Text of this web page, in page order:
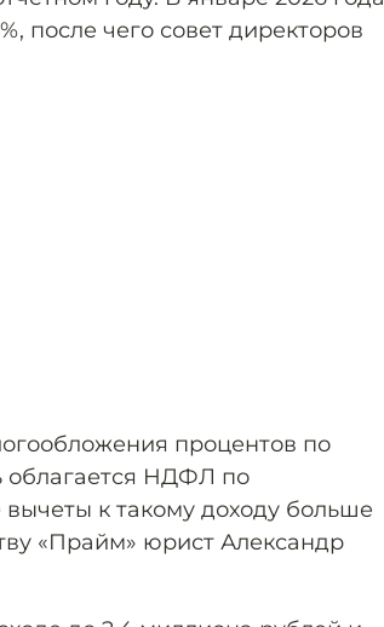
после чего совет директоров
процентов по
облагается НДФЛ по
к такому доходу больше
«Прайм» юрист Александр